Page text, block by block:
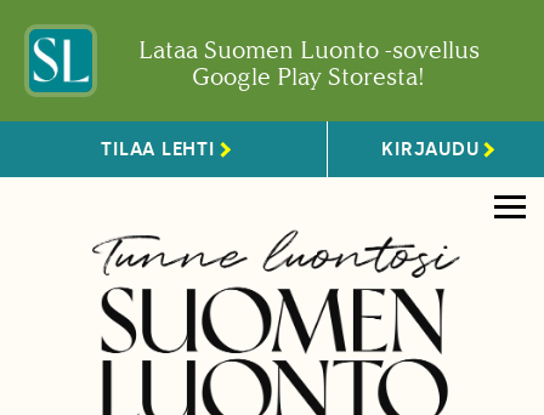
Lataa Suomen Luonto -sovellus
Google Play Storesta!
TILAA LEHTI KIRJAUDU